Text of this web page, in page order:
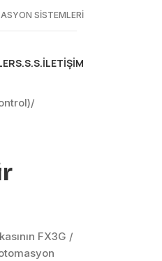
SİSTEMLERİ
S.S.S.İLETIŞIM
/
FX3G /